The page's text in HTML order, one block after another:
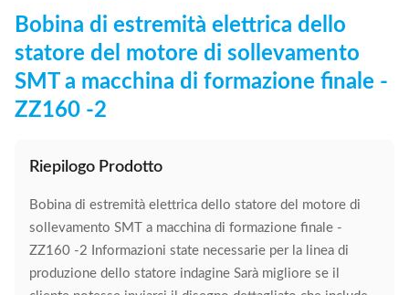
Bobina di estremità elettrica dello
statore del motore di sollevamento
SMT a macchina di formazione finale -
ZZ160 -2
Riepilogo Prodotto
Bobina di estremità elettrica dello statore del motore di
sollevamento SMT a macchina di formazione finale -
ZZ160 -2 Informazioni state necessarie per la linea di
produzione dello statore indagine Sarà migliore se il